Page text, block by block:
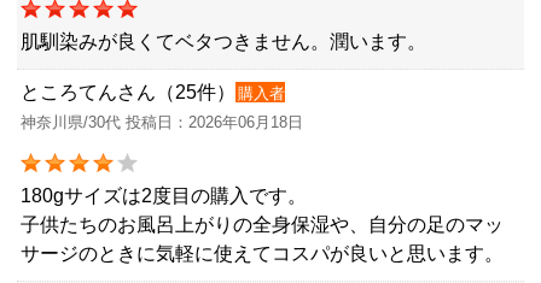
肌馴染みが良くてベタつきません。潤います。
ところてんさん（25件）
購入者
神奈川県/30代 投稿日：2026年06月18日
180gサイズは2度目の購入です。
子供たちのお風呂上がりの全身保湿や、自分の足のマッ
サージのときに気軽に使えてコスパが良いと思います。